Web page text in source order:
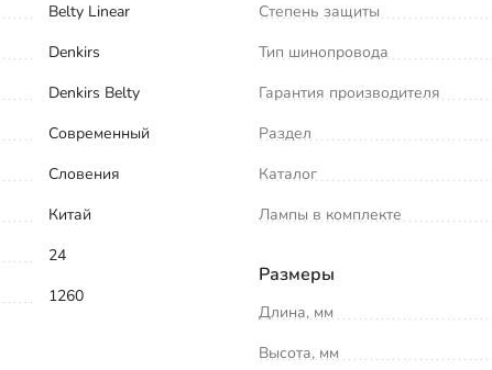
Belty Linear
Denkirs
Denkirs Belty
Современный
Словения
Китай
24
1260
Степень защиты
Тип шинопровода
Гарантия производителя
Раздел
Каталог
Лампы в комплекте
Размеры
Длина, мм
Высота, мм